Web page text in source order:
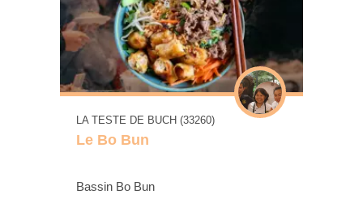
LA TESTE DE BUCH (33260)
Le Bo Bun
Bassin Bo Bun